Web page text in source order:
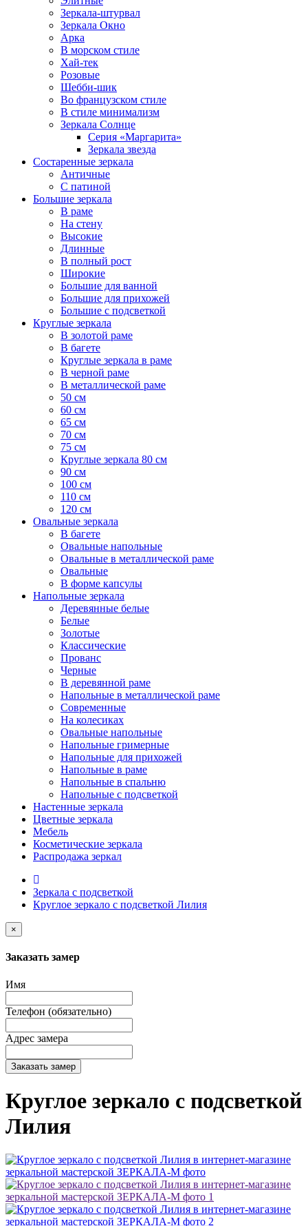
Зеркала-штурвал
Зеркала Окно
Арка
В морском стиле
Хай-тек
Розовые
Шебби-шик
Во французском стиле
В стиле минимализм
Зеркала Солнце
Серия «Маргарита»
Зеркала звезда
Состаренные зеркала
Античные
С патиной
Большие зеркала
В раме
На стену
Высокие
Длинные
В полный рост
Широкие
Большие для ванной
Большие для прихожей
Большие с подсветкой
Круглые зеркала
В золотой раме
В багете
Круглые зеркала в раме
В черной раме
В металлической раме
50 см
60 см
65 см
70 см
75 см
Круглые зеркала 80 см
90 см
100 см
110 см
120 см
Овальные зеркала
В багете
Овальные напольные
Овальные в металлической раме
Овальные
В форме капсулы
Напольные зеркала
Деревянные белые
Белые
Золотые
Классические
Прованс
Черные
В деревянной раме
Напольные в металлической раме
Современные
На колесиках
Овальные напольные
Напольные гримерные
Напольные для прихожей
Напольные в раме
Напольные в спальню
Напольные с подсветкой
Настенные зеркала
Цветные зеркала
Мебель
Косметические зеркала
Распродажа зеркал
Зеркала с подсветкой
Круглое зеркало с подсветкой Лилия
×
Заказать замер
Имя
Телефон (обязательно)
Адрес замера
Заказать замер
Круглое зеркало с подсветкой
Лилия